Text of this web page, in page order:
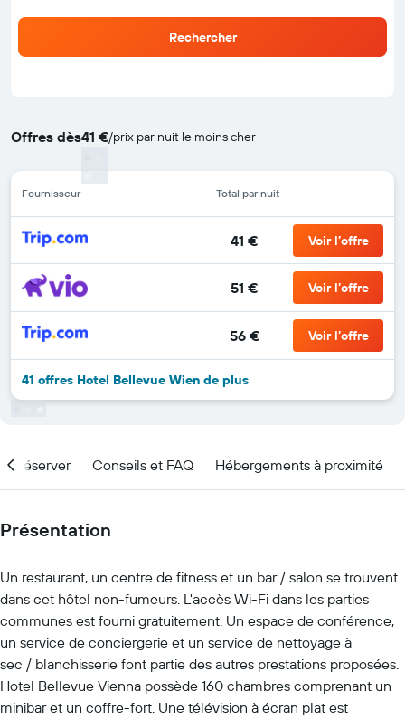
Rechercher
Offres dès41 €/prix par nuit le moins cher
Fournisseur Total par nuit
41 € Voir l’offre
51 € Voir l’offre
56 € Voir l’offre
41 offres Hotel Bellevue Wien de plus
réserver Conseils et FAQ Hébergements à proximité
Présentation
Un restaurant, un centre de fitness et un bar / salon se trouvent
dans cet hôtel non-fumeurs. L'accès Wi-Fi dans les parties
communes est fourni gratuitement. Un espace de conférence,
un service de conciergerie et un service de nettoyage à
sec / blanchisserie font partie des autres prestations proposées.
Hotel Bellevue Vienna possède 160 chambres comprenant un
minibar et un coffre-fort. Une télévision à écran plat est